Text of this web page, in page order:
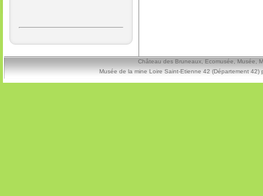
Château des Bruneaux, Ecomusée, Musée,
Musée de la mine Loire Saint-Etienne 42 (Département